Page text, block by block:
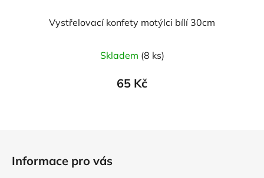
Vystřelovací konfety motýlci bílí 30cm
Skladem (8 ks)
65 Kč
Informace pro vás